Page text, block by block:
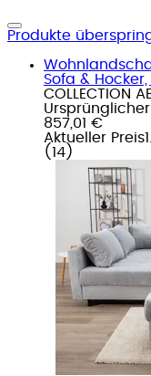
Produkte
Sofa &
COLLECTION
Ursprünglicher
857,01 €
Aktueller Preis
( 14 )